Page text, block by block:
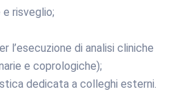
e risveglio;
l’esecuzione di analisi cliniche
e coprologiche);
dedicata a colleghi esterni.